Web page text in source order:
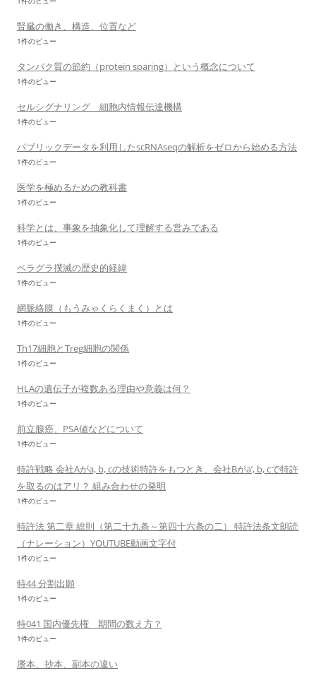
腎臓の働き、構造、位置など
1件のビュー
タンパク質の節約（protein sparing）という概念について
1件のビュー
セルシグナリング 細胞内情報伝達機構
1件のビュー
パブリックデータを利用したscRNAseqの解析をゼロから始める方法
1件のビュー
医学を極めるための教科書
1件のビュー
科学とは、事象を抽象化して理解する営みである
1件のビュー
ペラグラ撲滅の歴史的経緯
1件のビュー
網脈絡膜（もうみゃくらくまく）とは
1件のビュー
Th17細胞とTreg細胞の関係
1件のビュー
HLAの遺伝子が複数ある理由や意義は何？
1件のビュー
前立腺癌、PSA値などについて
1件のビュー
特許戦略 会社Aがa, b, cの技術特許をもつとき、会社Bがa’, b, cで特許
を取るのはアリ？ 組み合わせの発明
1件のビュー
特許法 第二章 総則（第二十九条～第四十六条の二） 特許法条文朗読
（ナレーション）YOUTUBE動画文字付
1件のビュー
特44 分割出願
1件のビュー
特041 国内優先権 期間の数え方？
1件のビュー
謄本、抄本、副本の違い